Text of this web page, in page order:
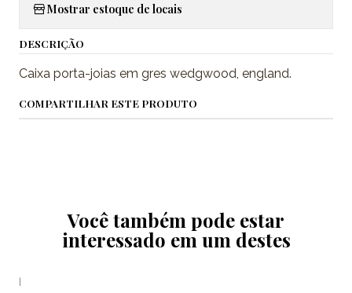
Mostrar estoque de locais
DESCRIÇÃO
Caixa porta-joias em gres wedgwood, england.
COMPARTILHAR ESTE PRODUTO
Você também pode estar
interessado em um destes
|